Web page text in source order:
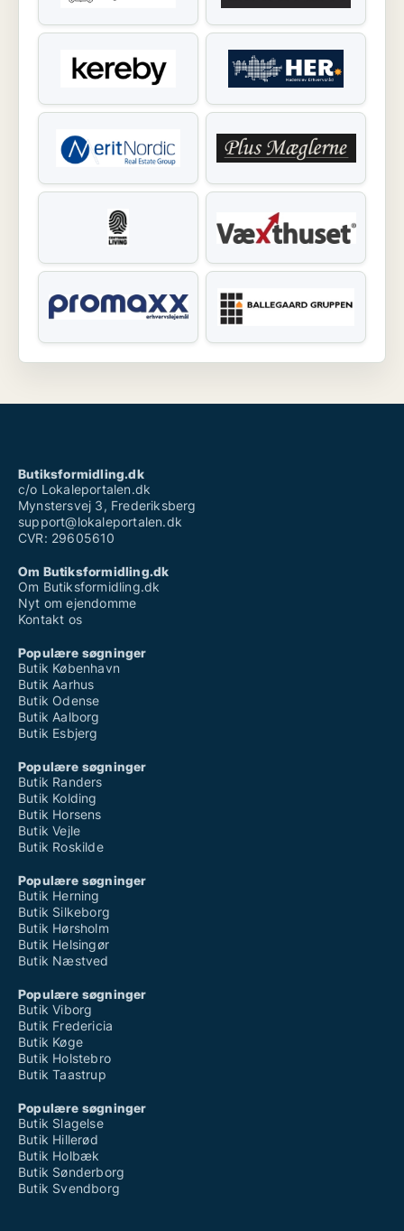
Butiksformidling.dk
c/o Lokaleportalen.dk
Mynstersvej 3, Frederiksberg
support@lokaleportalen.dk
CVR: 29605610
Om Butiksformidling.dk
Om Butiksformidling.dk
Nyt om ejendomme
Kontakt os
Populære søgninger
Butik København
Butik Aarhus
Butik Odense
Butik Aalborg
Butik Esbjerg
Populære søgninger
Butik Randers
Butik Kolding
Butik Horsens
Butik Vejle
Butik Roskilde
Populære søgninger
Butik Herning
Butik Silkeborg
Butik Hørsholm
Butik Helsingør
Butik Næstved
Populære søgninger
Butik Viborg
Butik Fredericia
Butik Køge
Butik Holstebro
Butik Taastrup
Populære søgninger
Butik Slagelse
Butik Hillerød
Butik Holbæk
Butik Sønderborg
Butik Svendborg